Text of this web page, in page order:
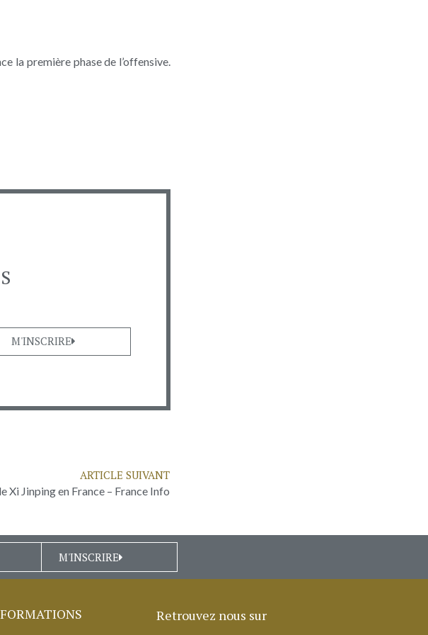
la première phase de l’offensive.
M'INSCRIRE
ARTICLE SUIVANT
Xi Jinping en France – France Info
M'INSCRIRE
Retrouvez nous sur